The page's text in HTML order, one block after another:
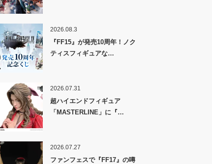
2026.08.3
『FF15』が発売10周年！ノク
ティスフィギュアな…
2026.07.31
超ハイエンドフィギュア
「MASTERLINE」に『…
2026.07.27
ファンフェスで『FF17』の噂